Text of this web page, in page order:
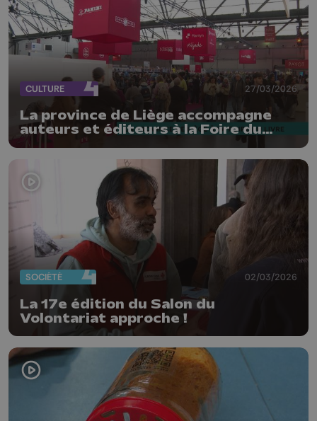
CULTURE 27/03/2026
La province de Liège accompagne
auteurs et éditeurs à la Foire du
SOCIÉTÉ 02/03/2026
La 17e édition du Salon du
Volontariat approche !